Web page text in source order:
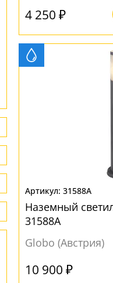
4 250 ₽
31588A
Наземный
31588A
Globo (Австрия)
10 900 ₽